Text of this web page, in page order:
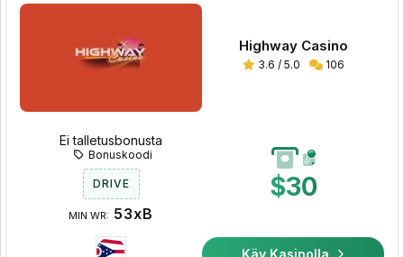
Highway Casino
3.6 / 5.0 106
$30
Ei talletusbonusta
Bonuskoodi
DRIVE
MIN WR: 53xB
Käy Kasinolla